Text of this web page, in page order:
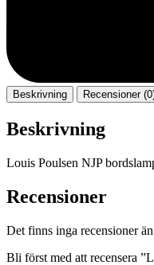
Beskrivning Recensioner
Beskrivning
Louis Poulsen NJP
Recensioner
Det finns inga recensioner
Bli först med att recensera